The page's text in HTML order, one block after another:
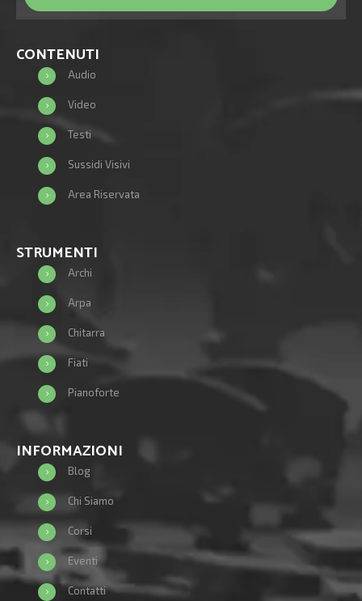
CONTENUTI
Audio
Video
Testi
Sussidi Visivi
Area Riservata
STRUMENTI
Archi
Arpa
Chitarra
Fiati
Pianoforte
INFORMAZIONI
Blog
Chi Siamo
Corsi
Eventi
Contatti